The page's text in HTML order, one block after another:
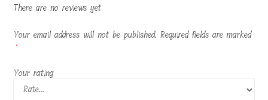
There are no reviews yet
Your email address will not be published. Required fields are marked
*
Your rating